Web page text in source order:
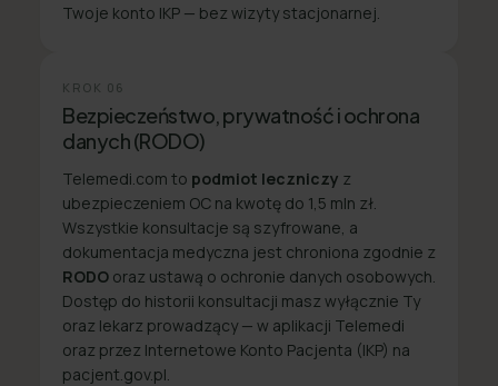
Twoje konto IKP — bez wizyty stacjonarnej.
KROK 06
Bezpieczeństwo, prywatność i ochrona
danych (RODO)
Telemedi.com to podmiot leczniczy z
ubezpieczeniem OC na kwotę do 1,5 mln zł.
Wszystkie konsultacje są szyfrowane, a
dokumentacja medyczna jest chroniona zgodnie z
RODO oraz ustawą o ochronie danych osobowych.
Dostęp do historii konsultacji masz wyłącznie Ty
oraz lekarz prowadzący — w aplikacji Telemedi
oraz przez Internetowe Konto Pacjenta (IKP) na
pacjent.gov.pl.